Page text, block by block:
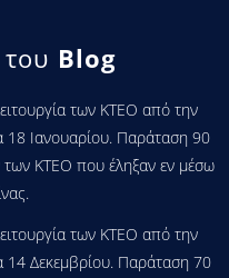
Blog
των ΚΤΕΟ από την
18 Ιανουαρίου. Παράταση 90
των ΚΤΕΟ που έληξαν εν μέσω
των ΚΤΕΟ από την
14 Δεκεμβρίου. Παράταση 70